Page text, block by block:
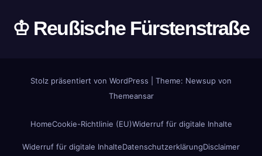
♔ Reußische Fürstenstraße
Stolz präsentiert von WordPress
Theme: Newsup von
Themeansar
HomeCookie-Richtlinie (EU)Widerruf für digitale Inhalte
Widerruf für digitale InhalteDatenschutzerklärungDisclaimer